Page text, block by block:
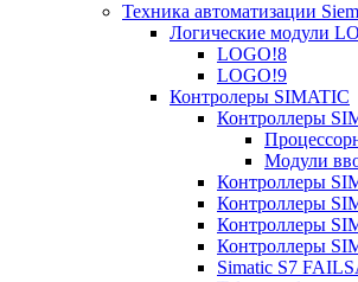
Техника автоматизации
Логические модули
LOGO!8
LOGO!9
Контролеры SIMATIC
Контроллеры
Модули
Контроллеры
Контроллеры
Контроллеры
Контроллеры
Simatic S7